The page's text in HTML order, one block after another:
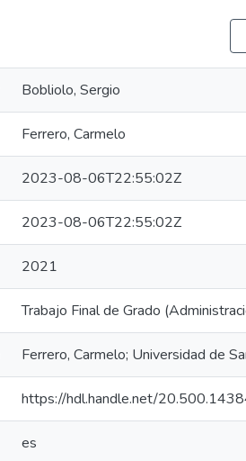
Bobliolo, Sergio
Ferrero, Carmelo
2023-08-06T22:55:02Z
2023-08-06T22:55:02Z
2021
Trabajo Final de Grado
Ferrero, Carmelo; Universidad de
https://hdl.handle.net/
es